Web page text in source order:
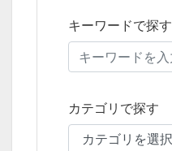
キーワードで探す
カテゴリで探す